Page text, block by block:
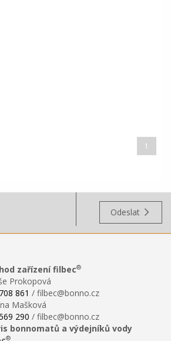
1
Odeslat
zařízení filbec®
Prokopová
861 / filbec@bonno.cz
Mašková
290 / filbec@bonno.cz
bonnomatů a výdejníků vody
®